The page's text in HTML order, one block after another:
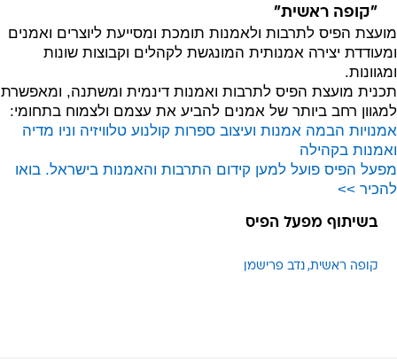
"קופה ראשית"
מועצת הפיס לתרבות ולאמנות תומכת ומסייעת ליוצרים ואמנים
ומעודדת יצירה אמנותית המונגשת לקהלים וקבוצות שונות
ומגוונות.
תכנית מועצת הפיס לתרבות ואמנות דינמית ומשתנה, ומאפשרת
למגוון רחב ביותר של אמנים להביע את עצמם ולצמוח בתחומי:
אמנויות הבמה אמנות ועיצוב ספרות קולנוע טלוויזיה וניו מדיה
ואמנות בקהילה
מפעל הפיס פועל למען קידום התרבות והאמנות בישראל. בואו
להכיר >>
בשיתוף מפעל הפיס
קופה ראשית נדב פרישמן